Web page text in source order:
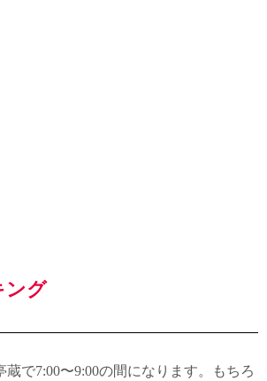
ング
で7:00〜9:00の間になります。もちろ